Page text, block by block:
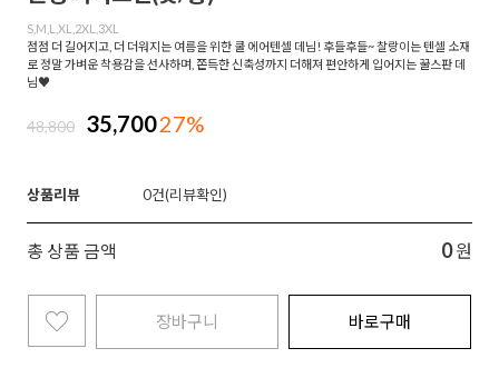
S,M,L,XL,2XL,3XL
점점 더 길어지고, 더 더워지는 여름을 위한 쿨 에어텐셀 데님! 후들후들~ 찰랑이는 텐셀 소재
로 정말 가벼운 착용감을 선사하며, 쫀득한 신축성까지 더해져 편안하게 입어지는 꿀스판 데
님♥
48,800 35,70027%
상품리뷰 0
총 상품 금액 0 원
장바구니 바로구매